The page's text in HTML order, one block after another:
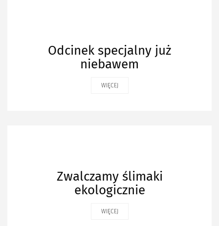
Odcinek specjalny już
niebawem
WIĘCEJ
Zwalczamy ślimaki
ekologicznie
WIĘCEJ